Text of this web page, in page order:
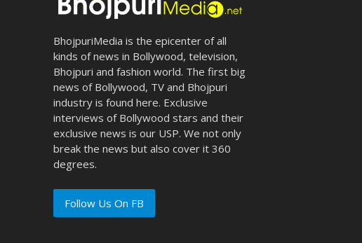
BhojpuriMedia is the epicenter of all
kinds of news in Bollywood, television,
Bhojpuri and fashion world. The first big
news of Bollywood, TV and Bhojpuri
industry is found here. Exclusive
interviews of Bollywood stars and their
exclusive news is our USP. We not only
break the news but also cover it 360
degrees.
Follow Us On FB